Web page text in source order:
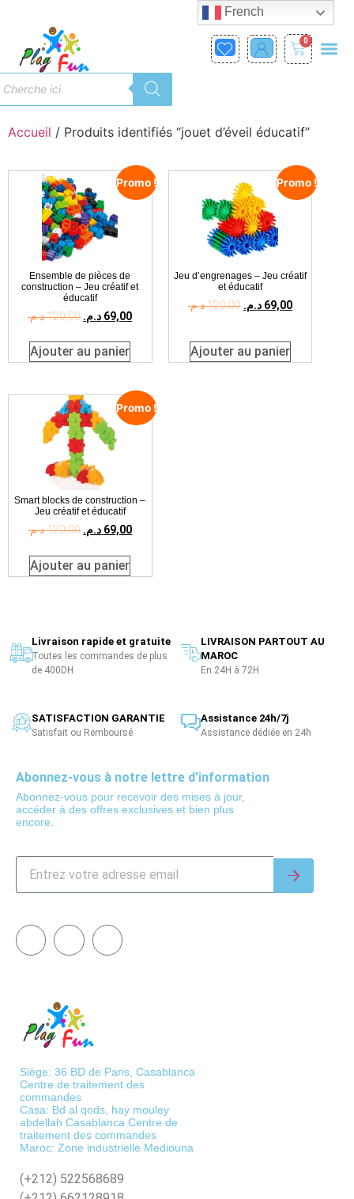
0
Accueil / Produits identifiés “jouet d’éveil éducatif”
Promo !
Ensemble de pièces de
construction – Jeu créatif et
éducatif
120,00د.م. 69,00 د.م.
Ajouter au panier
Promo !
Jeu d’engrenages – Jeu créatif
et éducatif
120,00د.م. 69,00 د.م.
Ajouter au panier
Promo !
Smart blocks de construction –
Jeu créatif et éducatif
120,00د.م. 69,00 د.م.
Ajouter au panier
Livraison rapide et gratuite
Toutes les commandes de plus
de 400DH
LIVRAISON PARTOUT AU
MAROC
En 24H à 72H
SATISFACTION GARANTIE
Satisfait ou Remboursé
Assistance 24h/7j
Assistance dédiée en 24h
Abonnez-vous à notre lettre d'information
Abonnez-vous pour recevoir des mises à jour,
accéder à des offres exclusives et bien plus
encore.
Siège: 36 BD de Paris, Casablanca
Centre de traitement des
commandes
Casa: Bd al qods, hay mouley
abdellah Casablanca Centre de
traitement des commandes
Maroc: Zone industrielle Mediouna
(+212) 522568689
French